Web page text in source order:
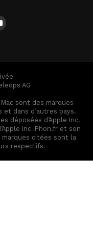
AG
sont des marques
et dans d’autres pays.
déposées d’Apple Inc.
Inc iPhon.fr et son
citées sont la
respectifs.